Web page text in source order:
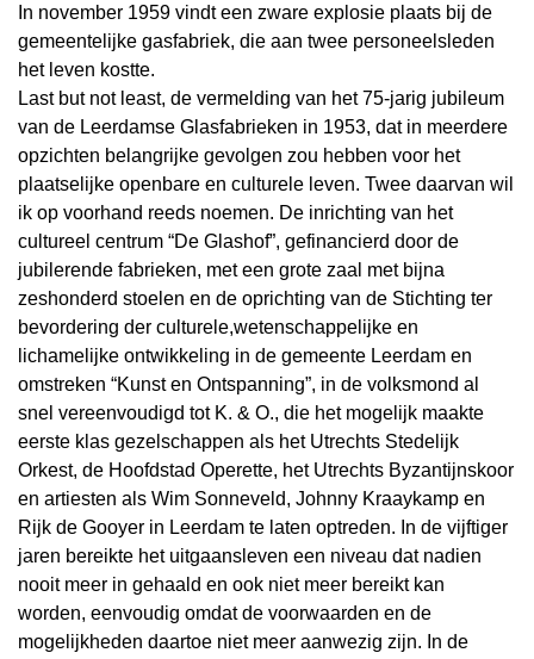
In november 1959 vindt een zware explosie plaats bij de
gemeentelijke gasfabriek, die aan twee personeelsleden
het leven kostte.
Last but not least, de vermelding van het 75-jarig jubileum
van de Leerdamse Glasfabrieken in 1953, dat in meerdere
opzichten belangrijke gevolgen zou hebben voor het
plaatselijke openbare en culturele leven. Twee daarvan wil
ik op voorhand reeds noemen. De inrichting van het
cultureel centrum “De Glashof”, gefinancierd door de
jubilerende fabrieken, met een grote zaal met bijna
zeshonderd stoelen en de oprichting van de Stichting ter
bevordering der culturele,wetenschappelijke en
lichamelijke ontwikkeling in de gemeente Leerdam en
omstreken “Kunst en Ontspanning”, in de volksmond al
snel vereenvoudigd tot K. & O., die het mogelijk maakte
eerste klas gezelschappen als het Utrechts Stedelijk
Orkest, de Hoofdstad Operette, het Utrechts Byzantijnskoor
en artiesten als Wim Sonneveld, Johnny Kraaykamp en
Rijk de Gooyer in Leerdam te laten optreden. In de vijftiger
jaren bereikte het uitgaansleven een niveau dat nadien
nooit meer in gehaald en ook niet meer bereikt kan
worden, eenvoudig omdat de voorwaarden en de
mogelijkheden daartoe niet meer aanwezig zijn. In de